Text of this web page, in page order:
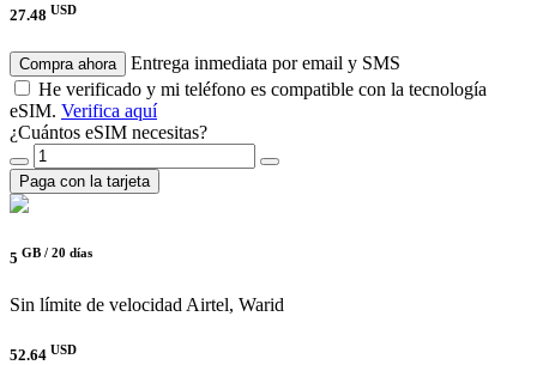
27.48 USD
Compra ahora
Entrega inmediata por email y SMS
He verificado y mi teléfono es compatible con la tecnología
eSIM. Verifica aquí
¿Cuántos eSIM necesitas?
Paga con la tarjeta
5 GB / 20 días
Sin límite de velocidad Airtel, Warid
52.64 USD